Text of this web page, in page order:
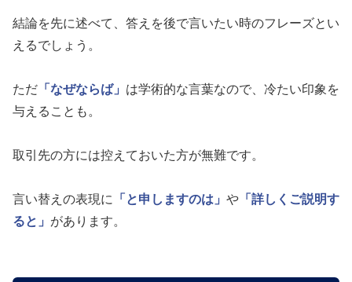
結論を先に述べて、答えを後で言いたい時のフレーズとい
えるでしょう。
ただ 「なぜならば」 は学術的な言葉なので、冷たい印象を
与えることも。
取引先の方には控えておいた方が無難です。
言い替えの表現に 「と申しますのは」 や 「詳しくご説明す
ると」 があります。